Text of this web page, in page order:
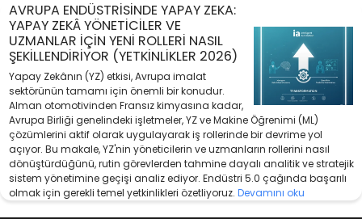
AVRUPA ENDÜSTRISINDE YAPAY ZEKA:
YAPAY ZEKÂ YÖNETICILER VE
UZMANLAR İÇIN YENI ROLLERI NASIL
ŞEKILLENDIRIYOR (YETKINLIKLER 2026)
Yapay Zekânın (YZ) etkisi, Avrupa imalat
sektörünün tamamı için önemli bir konudur.
Alman otomotivinden Fransız kimyasına kadar,
Avrupa Birliği genelindeki işletmeler, YZ ve Makine Öğrenimi (ML)
çözümlerini aktif olarak uygulayarak iş rollerinde bir devrime yol
açıyor. Bu makale, YZ'nin yöneticilerin ve uzmanların rollerini nasıl
dönüştürdüğünü, rutin görevlerden tahmine dayalı analitik ve stratejik
sistem yönetimine geçişi analiz ediyor. Endüstri 5.0 çağında başarılı
olmak için gerekli temel yetkinlikleri özetliyoruz. Devamını oku